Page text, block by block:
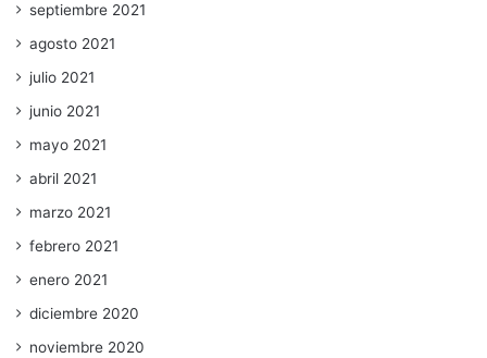
septiembre 2021
agosto 2021
julio 2021
junio 2021
mayo 2021
abril 2021
marzo 2021
febrero 2021
enero 2021
diciembre 2020
noviembre 2020